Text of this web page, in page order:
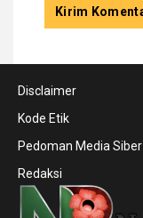
Disclaimer
Kode Etik
Pedoman Media Siber
Redaksi